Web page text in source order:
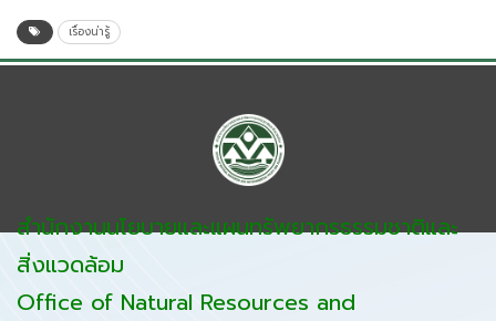
เรื่องน่ารู้
สำนักงานนโยบายและแผนทรัพยากรธรรมชาติและ
สิ่งแวดล้อม
Office of Natural Resources and